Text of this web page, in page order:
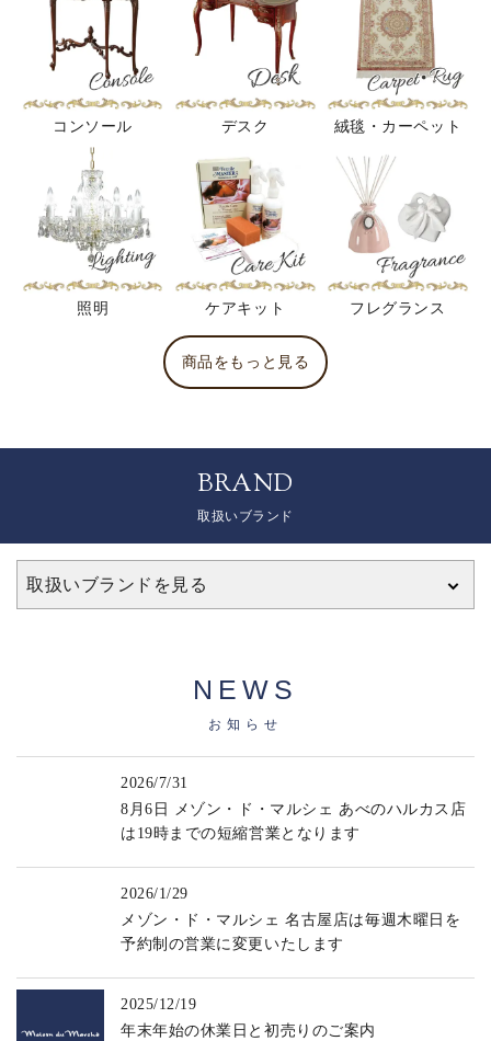
コンソール デスク 絨毯・カーペット
照明 ケアキット フレグランス
商品をもっと見る
BRAND
取扱いブランド
取扱いブランドを見る
NEWS
お知らせ
2026/7/31
8月6日 メゾン・ド・マルシェ あべのハルカス店
は19時までの短縮営業となります
2026/1/29
メゾン・ド・マルシェ 名古屋店は毎週木曜日を
予約制の営業に変更いたします
2025/12/19
年末年始の休業日と初売りのご案内